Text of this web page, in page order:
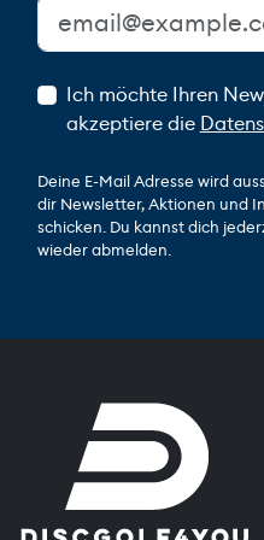
Ich möchte Ihren
akzeptiere die
Deine E-Mail Adresse wird
dir Newsletter, Aktionen und
schicken. Du kannst dich
wieder abmelden.